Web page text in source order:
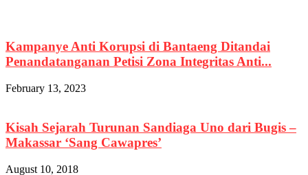
Kampanye Anti Korupsi di Bantaeng Ditandai
Penandatanganan Petisi Zona Integritas Anti...
February 13, 2023
Kisah Sejarah Turunan Sandiaga Uno dari Bugis –
Makassar ‘Sang Cawapres’
August 10, 2018